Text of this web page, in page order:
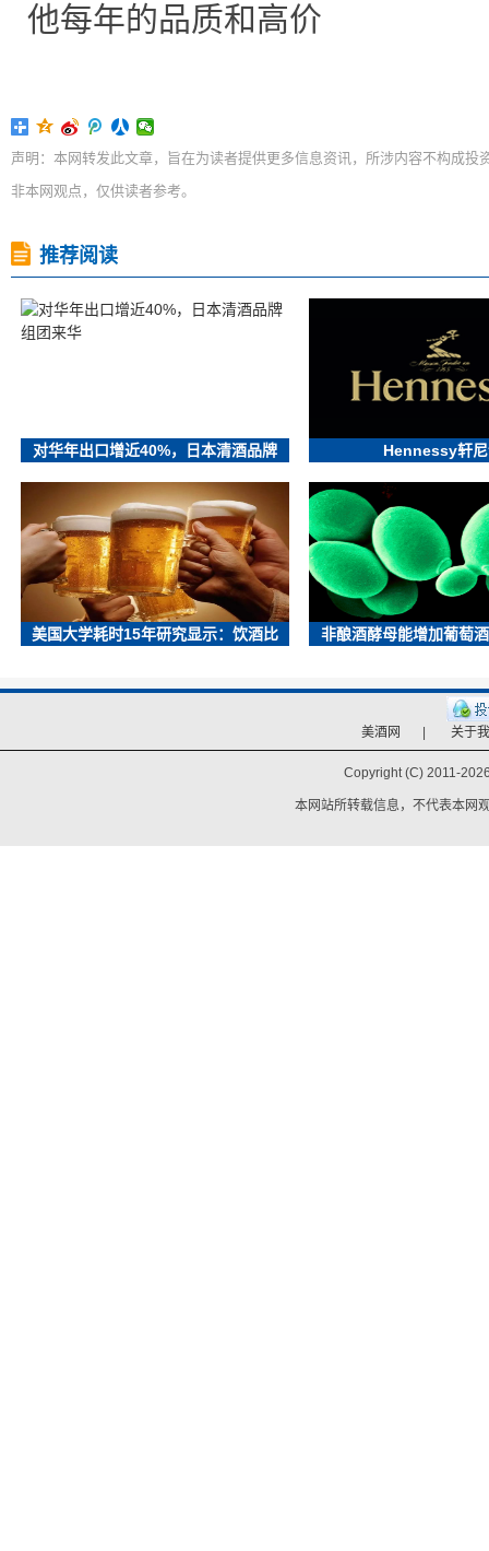
他每年的品质和高价
声明：本网转发此文章，旨在为读者提供更多信息资讯，所涉内容不构成
非本网观点，仅供读者参考。
推荐阅读
对华年出口增近40%，日本清酒品牌 Hennessy轩
美国大学耗时15年研究显示：饮酒比 非酿酒酵母能增加葡萄
美酒网 关于
Copyright (C) 2011-
本网站所转载信息，不代表本网